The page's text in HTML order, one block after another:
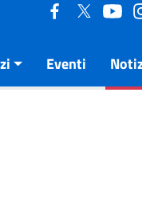
Eventi